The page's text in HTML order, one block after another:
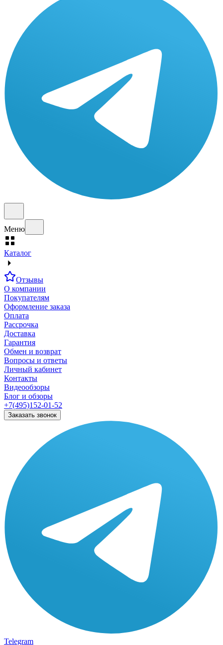
Меню
Каталог
Отзывы
О компании
Покупателям
Оформление заказа
Оплата
Рассрочка
Доставка
Гарантия
Обмен и возврат
Вопросы и ответы
Личный кабинет
Контакты
Видеообзоры
Блог и обзоры
+7(495)152-01-52
Заказать звонок
Telegram